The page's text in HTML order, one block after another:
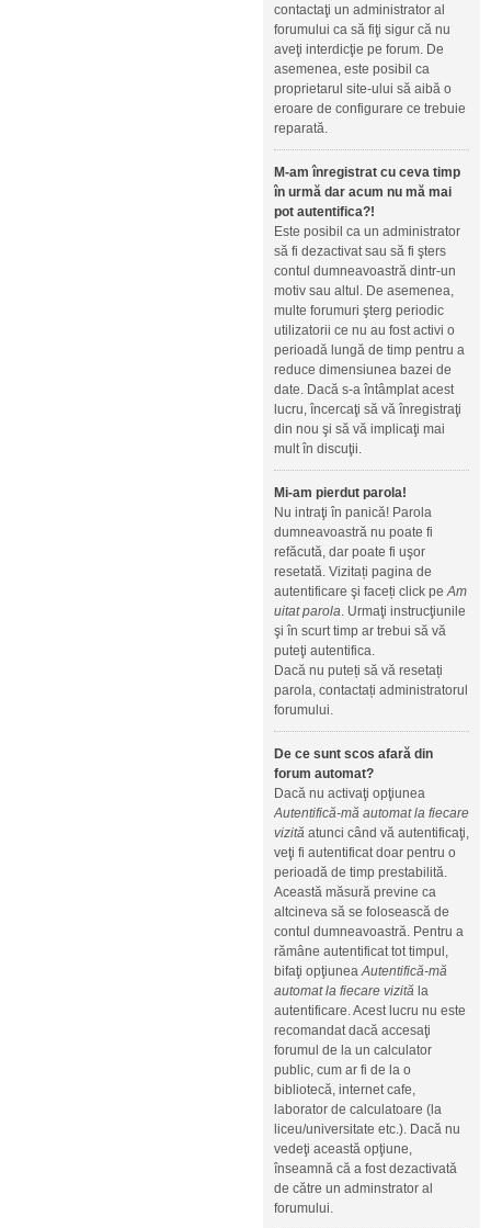
contactaţi un administrator al
forumului ca să fiţi sigur că nu
aveţi interdicţie pe forum. De
asemenea, este posibil ca
proprietarul site-ului să aibă o
eroare de configurare ce trebuie
reparată.
M-am înregistrat cu ceva timp
în urmă dar acum nu mă mai
pot autentifica?!
Este posibil ca un administrator
să fi dezactivat sau să fi şters
contul dumneavoastră dintr-un
motiv sau altul. De asemenea,
multe forumuri şterg periodic
utilizatorii ce nu au fost activi o
perioadă lungă de timp pentru a
reduce dimensiunea bazei de
date. Dacă s-a întâmplat acest
lucru, încercaţi să vă înregistraţi
din nou şi să vă implicaţi mai
mult în discuţii.
Mi-am pierdut parola!
Nu intraţi în panică! Parola
dumneavoastră nu poate fi
refăcută, dar poate fi uşor
resetată. Vizitați pagina de
autentificare şi faceți click peAm
uitat parola. Urmaţi instrucţiunile
şi în scurt timp ar trebui să vă
puteţi autentifica.
Dacă nu puteți să vă resetați
parola, contactați administratorul
forumului.
De ce sunt scos afară din
forum automat?
Dacă nu activaţi opţiunea
Autentifică-mă automat la fiecare
vizită atunci când vă autentificaţi,
veţi fi autentificat doar pentru o
perioadă de timp prestabilită.
Această măsură previne ca
altcineva să se folosească de
contul dumneavoastră. Pentru a
rămâne autentificat tot timpul,
bifaţi opţiuneaAutentifică-mă
automat la fiecare vizită la
autentificare. Acest lucru nu este
recomandat dacă accesaţi
forumul de la un calculator
public, cum ar fi de la o
bibliotecă, internet cafe,
laborator de calculatoare (la
liceu/universitate etc.). Dacă nu
vedeţi această opţiune,
înseamnă că a fost dezactivată
de către un adminstrator al
forumului.